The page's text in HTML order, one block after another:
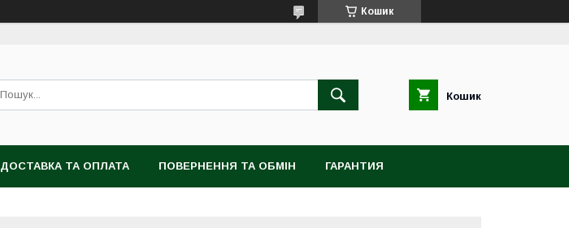
Кошик
Кошик
ДОСТАВКА ТА ОПЛАТА ПОВЕРНЕННЯ ТА ОБМІН ГАРАНТИЯ